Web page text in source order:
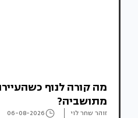
מה קורה לנוף
מתושביה?
זוהר שחר לוי 06-08-2026